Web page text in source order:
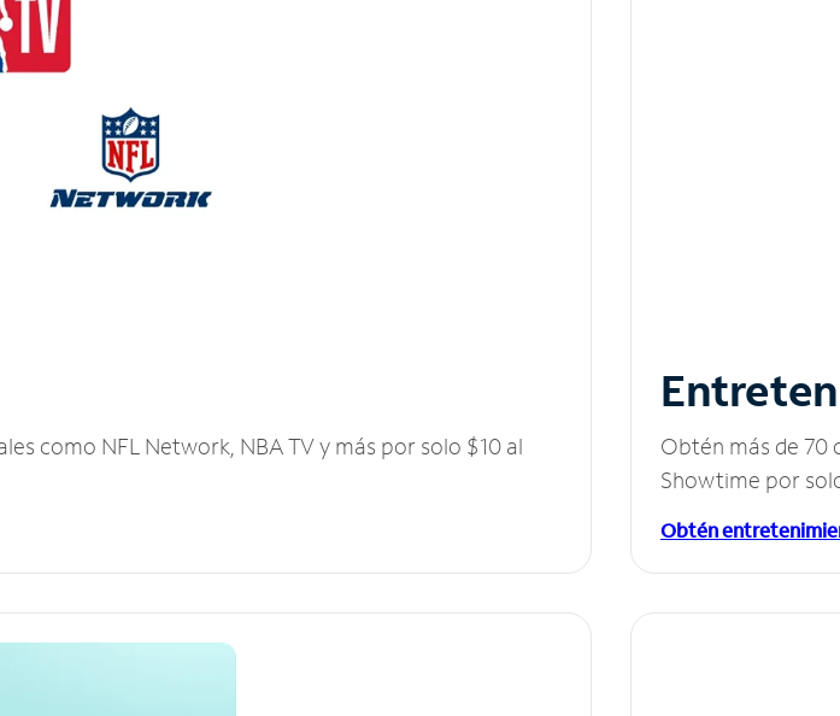
como NFL Network, NBA TV y más por solo $10 al
Obtén más de 70
Showtime por
Obtén